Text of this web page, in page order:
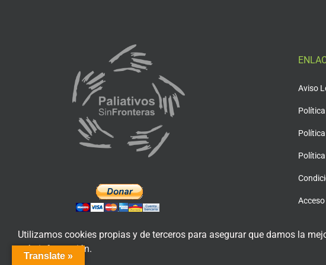
Aviso
Translate »
Utilizamos cookies propias y de terceros para asegurar que damos la
más información.